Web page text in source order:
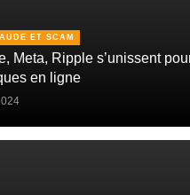
ET SCAM
Meta, Ripple s’unissent
en ligne